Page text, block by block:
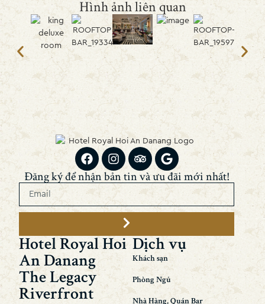
Hình ảnh liên quan
Đăng ký để nhận bản tin và ưu đãi mới nhất!
Hotel Royal Hoi
An Danang
The Legacy
Riverfront
Dịch vụ
Khách sạn
Phòng Ngủ
Nhà Hàng, Quán Bar